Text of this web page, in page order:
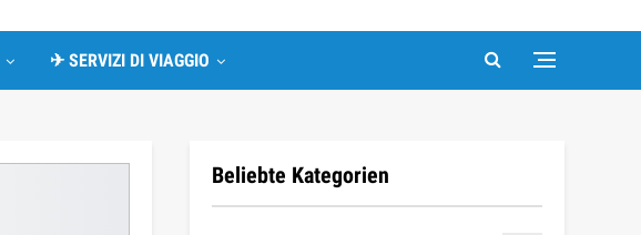
✈ SERVIZI DI VIAGGIO
Beliebte Kategorien